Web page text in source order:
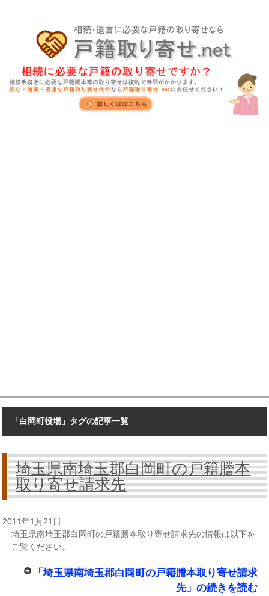
「白岡町役場」タグの記事一覧
埼玉県南埼玉郡白岡町の戸籍謄本
取り寄せ請求先
2011年1月21日
埼玉県南埼玉郡白岡町の戸籍謄本取り寄せ請求先の情報は以下を
ご覧ください。
「埼玉県南埼玉郡白岡町の戸籍謄本取り寄せ請求
先」の続きを読む